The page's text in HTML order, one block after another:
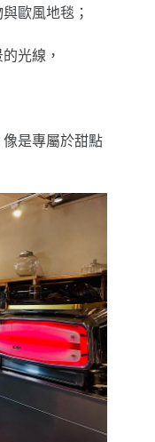
歐風地毯；
光線，
是專屬於甜點